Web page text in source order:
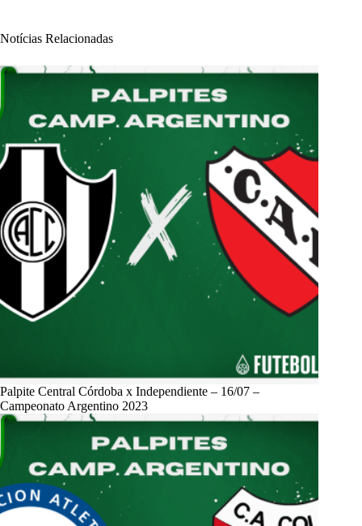
Notícias Relacionadas
Palpite Central Córdoba x Independiente – 16/07 –
Campeonato Argentino 2023